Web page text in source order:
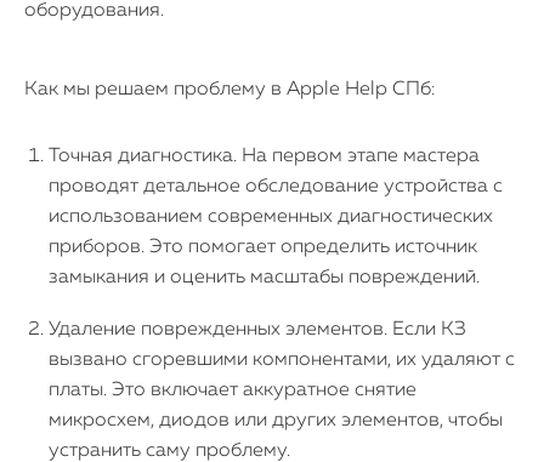
iPad
Mac Mini
оборудования.
Как мы решаем проблему в Apple Help СПб:
Точная диагностика. На первом этапе мастера
проводят детальное обследование устройства с
использованием современных диагностических
приборов. Это помогает определить источник
замыкания и оценить масштабы повреждений.
Удаление поврежденных элементов. Если КЗ
вызвано сгоревшими компонентами, их удаляют с
платы. Это включает аккуратное снятие
микросхем, диодов или других элементов, чтобы
устранить саму проблему.